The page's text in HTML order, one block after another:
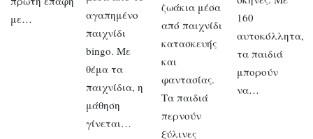
με…
αγαπημένο
παιχνίδι
bingo. Με
θέμα τα
παιχνίδια, η
μάθηση
γίνεται…
ζωάκια μέσα
από παιχνίδι
κατασκευής
και
φαντασίας.
Τα παιδιά
περνούν
ξύλινες
160
αυτοκόλλητα,
τα παιδιά
μπορούν
να…